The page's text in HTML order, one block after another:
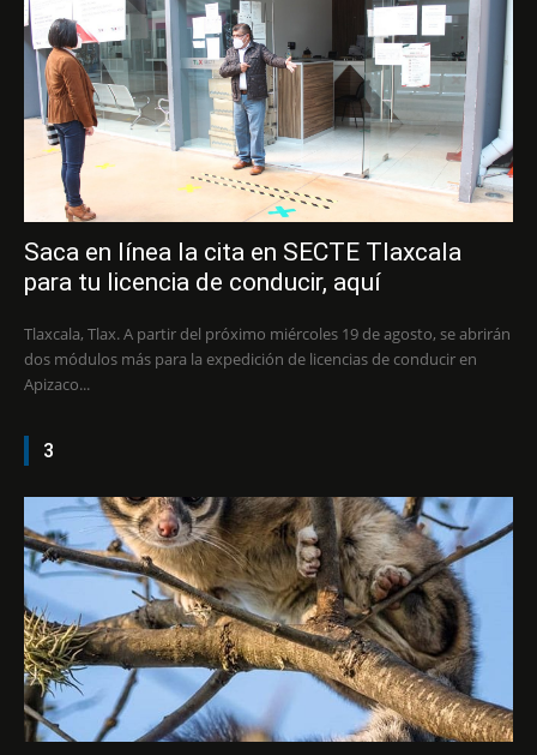
Saca en línea la cita en SECTE Tlaxcala
para tu licencia de conducir, aquí
Tlaxcala, Tlax. A partir del próximo miércoles 19 de agosto, se abrirán
dos módulos más para la expedición de licencias de conducir en
Apizaco...
3